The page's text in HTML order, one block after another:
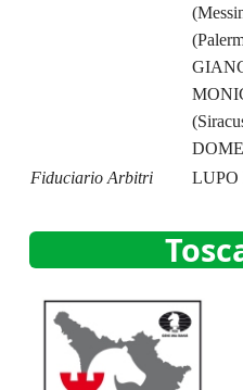
Fiduciario Arbitri
LUPO